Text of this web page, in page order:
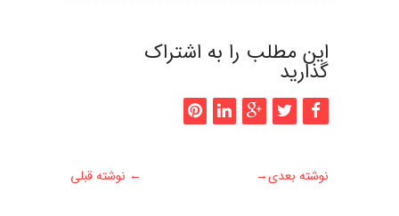
این مطلب را به اشتراک
گذارید
← نوشته قبلی نوشته بعدی→